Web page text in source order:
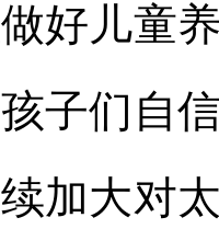
好儿童
子们自
加大对